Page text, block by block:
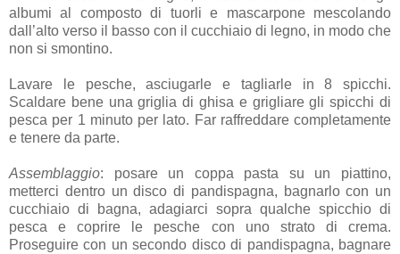
albumi al composto di tuorli e mascarpone mescolando
dall’alto verso il basso con il cucchiaio di legno, in modo che
non si smontino.
Lavare le pesche, asciugarle e tagliarle in 8 spicchi.
Scaldare bene una griglia di ghisa e grigliare gli spicchi di
pesca per 1 minuto per lato. Far raffreddare completamente
e tenere da parte.
Assemblaggio: posare un coppa pasta su un piattino,
metterci dentro un disco di pandispagna, bagnarlo con un
cucchiaio di bagna, adagiarci sopra qualche spicchio di
pesca e coprire le pesche con uno strato di crema.
Proseguire con un secondo disco di pandispagna, bagnare